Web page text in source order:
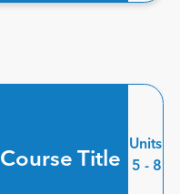
Units
5 - 8
Course Title